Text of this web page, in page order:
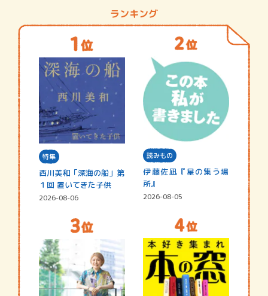
ランキング
特集
西川美和「深海の船」第
１回 置いてきた子供
2026-08-06
読みもの
伊藤佐凪『星の集う場
所』
2026-08-05